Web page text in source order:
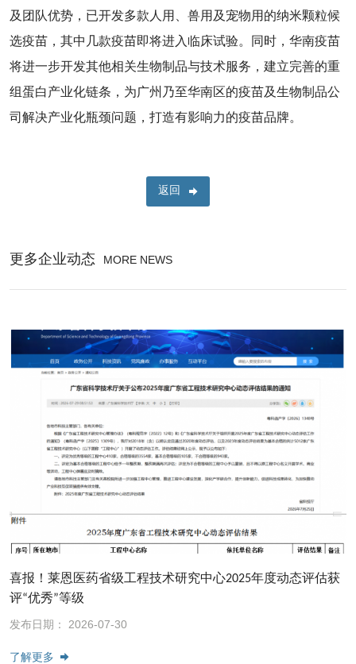
及团队优势，已开发多款人用、兽用及宠物用的纳米颗粒候
选疫苗，其中几款疫苗即将进入临床试验。同时，华南疫苗
将进一步开发其他相关生物制品与技术服务，建立完善的重
组蛋白产业化链条，为广州乃至华南区的疫苗及生物制品公
司解决产业化瓶颈问题，打造有影响力的疫苗品牌。
返回
更多企业动态 MORE NEWS
喜报！莱恩医药省级工程技术研究中心2025年度动态评估获
评“优秀”等级
发布日期： 2026-07-30
了解更多